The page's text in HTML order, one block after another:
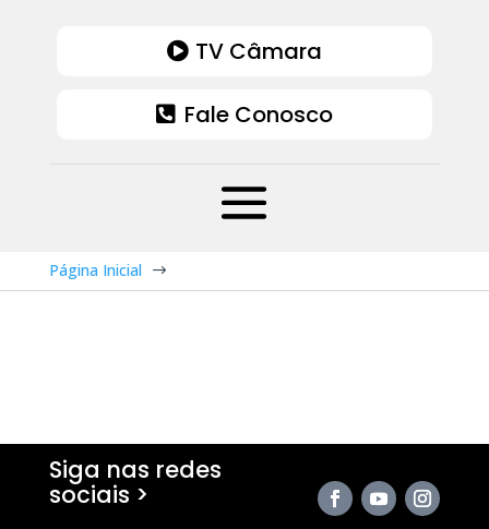
TV Câmara
Fale Conosco
Página Inicial $
Siga nas redes
sociais >